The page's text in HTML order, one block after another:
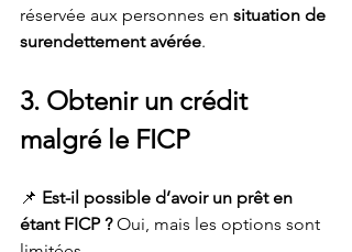
réservée aux personnes en situation de
surendettement avérée.
3. Obtenir un crédit
malgré le FICP
📌 Est-il possible d’avoir un prêt en
étant FICP ? Oui, mais les options sont